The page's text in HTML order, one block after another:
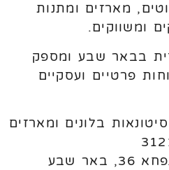
מארזים ומתנות
ומשווקים.
בבאר שבע ומספק
פרטיים ועסקיים
בלונים ומארזים
שבע